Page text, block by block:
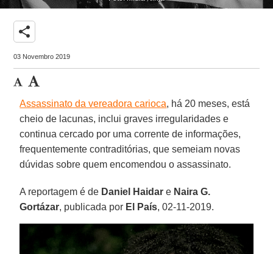
share
03 Novembro 2019
Assassinato da vereadora carioca, há 20 meses, está
cheio de lacunas, inclui graves irregularidades e
continua cercado por uma corrente de informações,
frequentemente contraditórias, que semeiam novas
dúvidas sobre quem encomendou o assassinato.
A reportagem é de Daniel Haidar e Naira G.
Gortázar, publicada por El País, 02-11-2019.